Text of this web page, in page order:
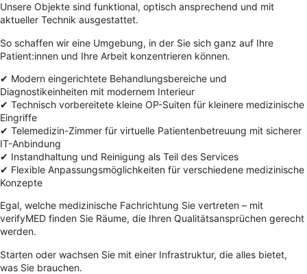
Unsere Objekte sind funktional, optisch ansprechend und mit
aktueller Technik ausgestattet.
So schaffen wir eine Umgebung, in der Sie sich ganz auf Ihre
Patient:innen und Ihre Arbeit konzentrieren können.
✔ Modern eingerichtete Behandlungsbereiche und
Diagnostikeinheiten mit modernem Interieur
✔ Technisch vorbereitete kleine OP-Suiten für kleinere medizinische
Eingriffe
✔ Telemedizin-Zimmer für virtuelle Patientenbetreuung mit sicherer
IT-Anbindung
✔ Instandhaltung und Reinigung als Teil des Services
✔ Flexible Anpassungsmöglichkeiten für verschiedene medizinische
Konzepte
Egal, welche medizinische Fachrichtung Sie vertreten – mit
verifyMED finden Sie Räume, die Ihren Qualitätsansprüchen gerecht
werden.
Starten oder wachsen Sie mit einer Infrastruktur, die alles bietet,
was Sie brauchen.